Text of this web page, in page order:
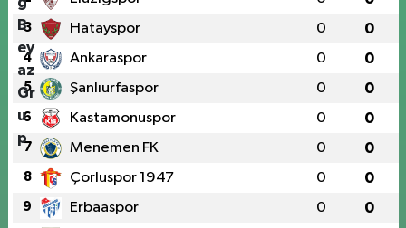
3 Hatayspor 0 0
4 Ankaraspor 0 0
5 Şanlıurfaspor 0 0
6 Kastamonuspor 0 0
7 Menemen FK 0 0
8 Çorluspor 1947 0 0
9 Erbaaspor 0 0